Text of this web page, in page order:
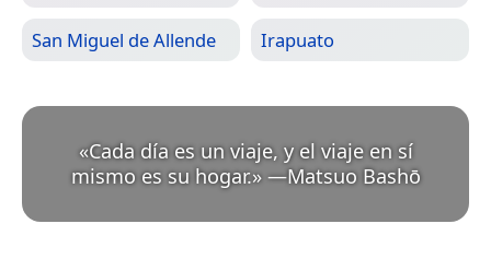
San Miguel de Allende Irapuato
«Cada día es un viaje, y el viaje en sí
mismo es su hogar.» —Matsuo Bashō